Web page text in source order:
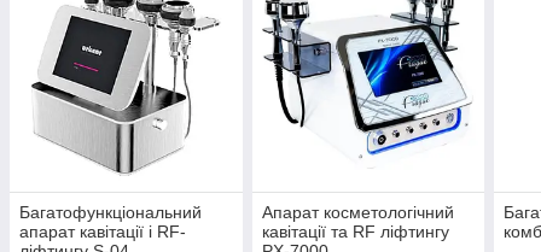
Багатофункціональний
апарат кавітації і RF-
Апарат косметологічний
кавітації та RF ліфтингу